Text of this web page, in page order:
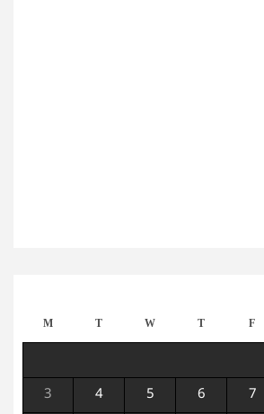
M T W T F
3 4 5 6 7